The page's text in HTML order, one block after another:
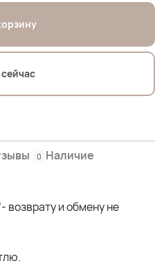
0 Наличие
возврату и обмену не